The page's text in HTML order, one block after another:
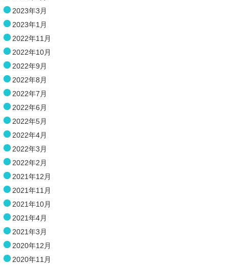
2023年3月
2023年1月
2022年11月
2022年10月
2022年9月
2022年8月
2022年7月
2022年6月
2022年5月
2022年4月
2022年3月
2022年2月
2021年12月
2021年11月
2021年10月
2021年4月
2021年3月
2020年12月
2020年11月